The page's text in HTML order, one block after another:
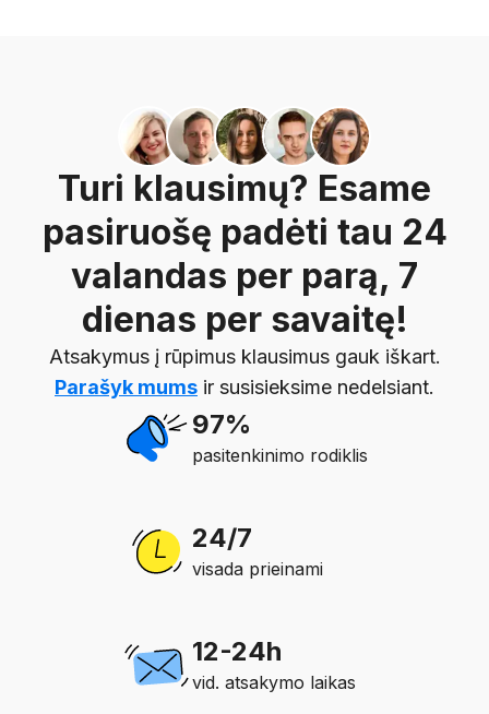
Turi klausimų? Esame
pasiruošę padėti tau 24
valandas per parą, 7
dienas per savaitę!
Atsakymus į rūpimus klausimus gauk iškart.
Parašyk mums ir susisieksime nedelsiant.
97%
pasitenkinimo rodiklis
24/7
visada prieinami
12-24h
vid. atsakymo laikas